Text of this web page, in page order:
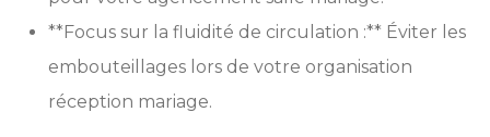
**Focus sur la fluidité de circulation :** Éviter les
embouteillages lors de votre organisation
réception mariage.